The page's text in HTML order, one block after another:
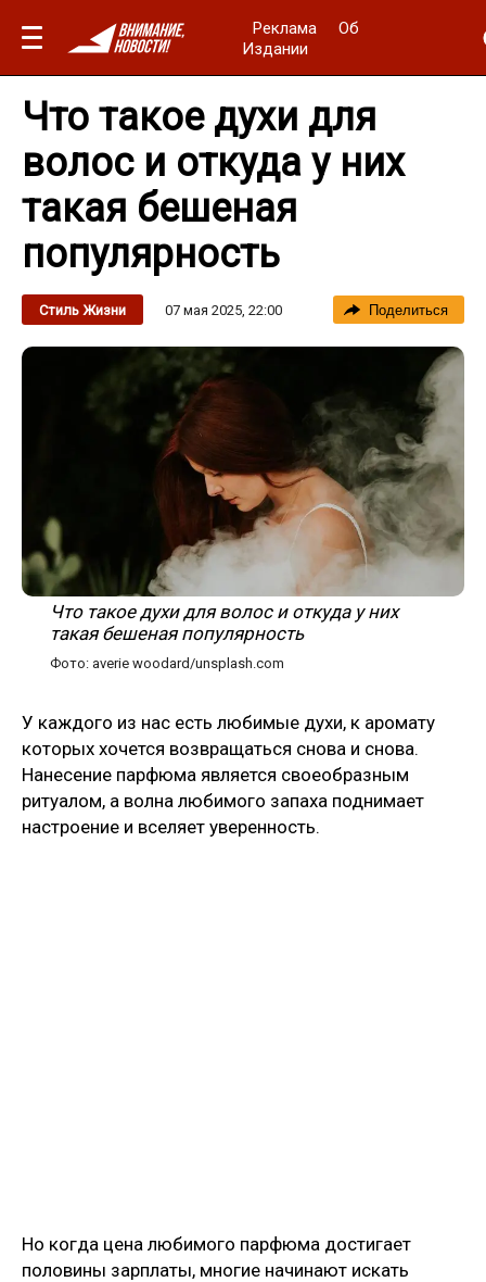
Реклама
Об
Издании
Что такое духи для
волос и откуда у них
такая бешеная
популярность
Стиль Жизни 07 мая 2025, 22:00 Поделиться
Что такое духи для волос и откуда у них
такая бешеная популярность
Фото: averie woodard/unsplash.com
У каждого из нас есть любимые духи, к аромату
которых хочется возвращаться снова и снова.
Нанесение парфюма является своеобразным
ритуалом, а волна любимого запаха поднимает
настроение и вселяет уверенность.
Но когда цена любимого парфюма достигает
половины зарплаты, многие начинают искать